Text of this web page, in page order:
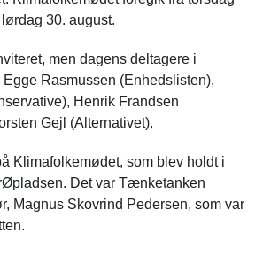
30. august.
men dagens deltagere i
Rasmussen (Enhedslisten),
Henrik Frandsen
Gejl (Alternativet).
Klimafolkemødet, som blev holdt i
Det var Tænketanken
Magnus Skovrind Pedersen, som var